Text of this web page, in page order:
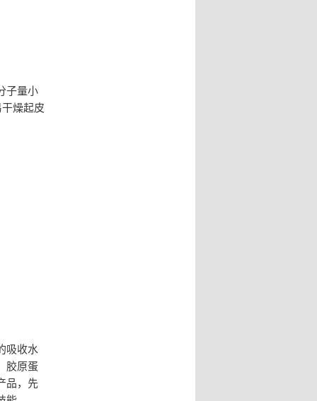
子量小
燥起皮
吸收水
胶原蛋
品，先